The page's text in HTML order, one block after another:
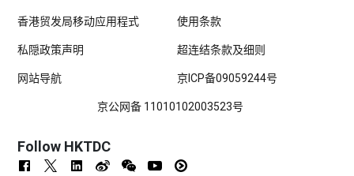
香港贸发局移动应用程式 使用条款
私隠政策声明 超连结条款及细则
网站导航 京ICP备09059244号
京公网备 11010102003523号
Follow HKTDC